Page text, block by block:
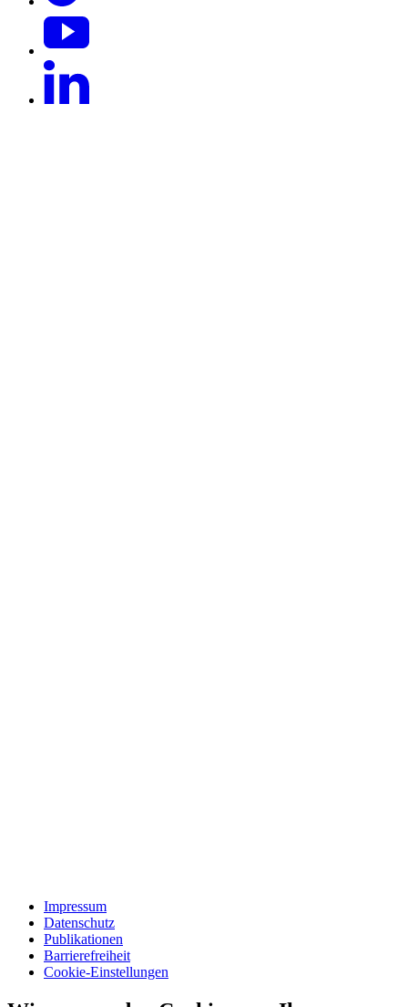
Impressum
Datenschutz
Publikationen
Barrierefreiheit
Cookie-Einstellungen